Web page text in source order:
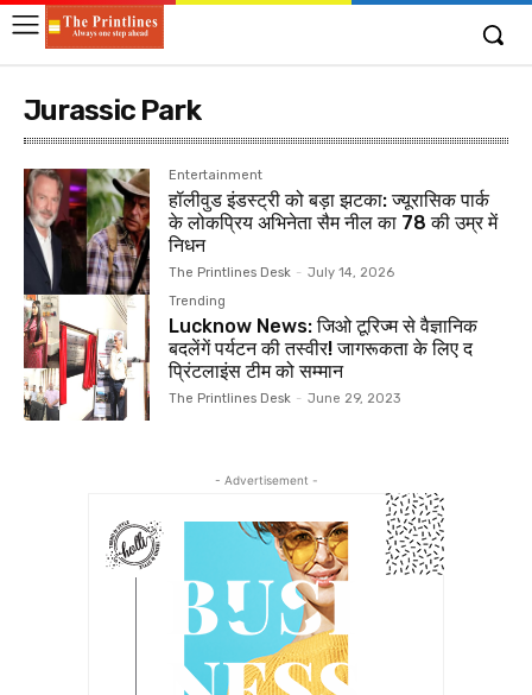
Jurassic Park
Entertainment
हॉलीवुड इंडस्ट्री को बड़ा झटका: ज्यूरासिक पार्क
के लोकप्रिय अभिनेता सैम नील का 78 की उम्र में
निधन
The Printlines Desk - July 14, 2026
Trending
Lucknow News: जिओ टूरिज्म से वैज्ञानिक
बदलेंगें पर्यटन की तस्वीर! जागरूकता के लिए द
प्रिंटलाइंस टीम को सम्मान
The Printlines Desk - June 29, 2023
- Advertisement -